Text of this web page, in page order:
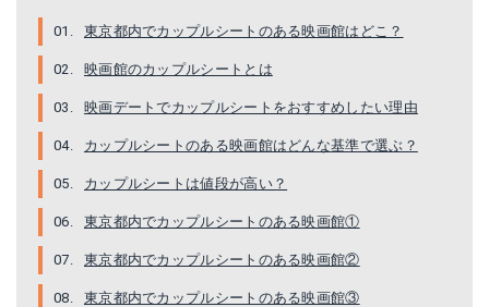
東京都内でカップルシートのある映画館はどこ？
映画館のカップルシートとは
映画デートでカップルシートをおすすめしたい理由
カップルシートのある映画館はどんな基準で選ぶ？
カップルシートは値段が高い？
東京都内でカップルシートのある映画館①
東京都内でカップルシートのある映画館②
東京都内でカップルシートのある映画館③